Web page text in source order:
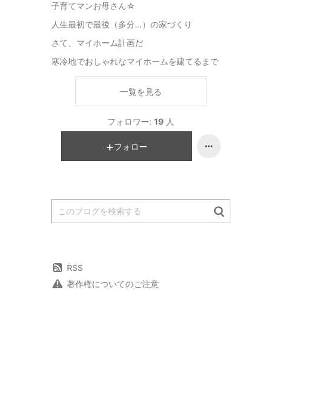
子育てマンお母さん☆
人生最初で最後（多分…）の家づくり
さて、マイホーム計画だ
寒冷地でおしゃれなマイホームを建てるまで
一覧を見る
フォロワー: 19 人
フォロー
RSS
著作権についてのご注意